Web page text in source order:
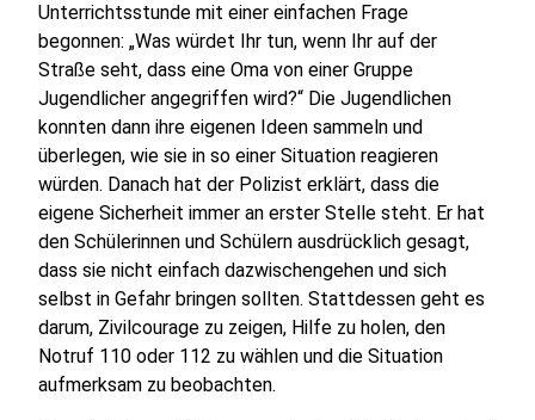
Unterrichtsstunde mit einer einfachen Frage
begonnen: „Was würdet Ihr tun, wenn Ihr auf der
Straße seht, dass eine Oma von einer Gruppe
Jugendlicher angegriffen wird?“ Die Jugendlichen
konnten dann ihre eigenen Ideen sammeln und
überlegen, wie sie in so einer Situation reagieren
würden. Danach hat der Polizist erklärt, dass die
eigene Sicherheit immer an erster Stelle steht. Er hat
den Schülerinnen und Schülern ausdrücklich gesagt,
dass sie nicht einfach dazwischengehen und sich
selbst in Gefahr bringen sollten. Stattdessen geht es
darum, Zivilcourage zu zeigen, Hilfe zu holen, den
Notruf 110 oder 112 zu wählen und die Situation
aufmerksam zu beobachten.